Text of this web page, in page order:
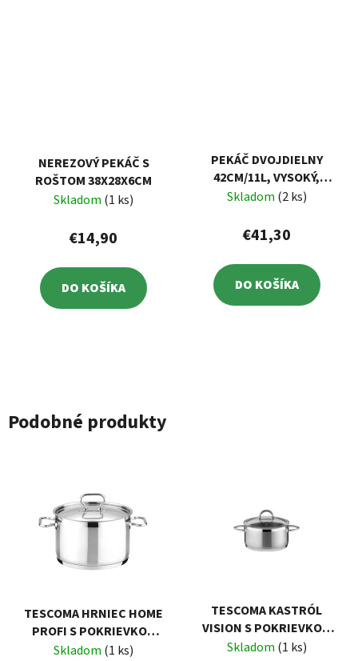
NEREZOVÝ PEKÁČ S
ROŠTOM 38X28X6CM
Skladom (1 ks)
€14,90
DO KOŠÍKA
PEKÁČ DVOJDIELNY
42CM/11L, VYSOKÝ,
SMALT
Skladom (2 ks)
€41,30
DO KOŠÍKA
Podobné produkty
TESCOMA HRNIEC HOME
PROFI S POKRIEVKOU
Ø24 CM, 7.0 L
Skladom (1 ks)
TESCOMA KASTRÓL
VISION S POKRIEVKOU
Ø16 CM, 1.5 L
Skladom (1 ks)